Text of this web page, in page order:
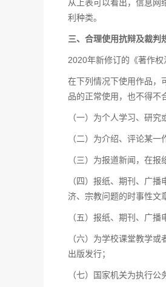
从上表可以看出，信息网
利种类。
三、合理使用抗辩及裁判
2020年新修订的《著作权
在下列情况下使用作品，
品的正常使用，也不得不
（一）为个人学习、研究
（二）为介绍、评论某
（三）为报道新闻，在
（四）报纸、期刊、广
济、宗教问题的时事性文
（五）报纸、期刊、广
（六）为学校课堂教学
出版发行；
（七）国家机关为执行公